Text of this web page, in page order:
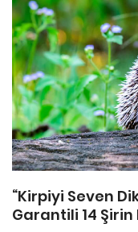
“Kirpiyi Seven
Garantili 14